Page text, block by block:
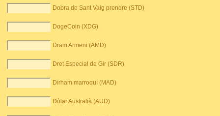
Dobra de Sant Vaig prendre (STD)
DogeCoin (XDG)
Dram Armeni (AMD)
Dret Especial de Gir (SDR)
Dírham marroquí (MAD)
Dòlar Australià (AUD)